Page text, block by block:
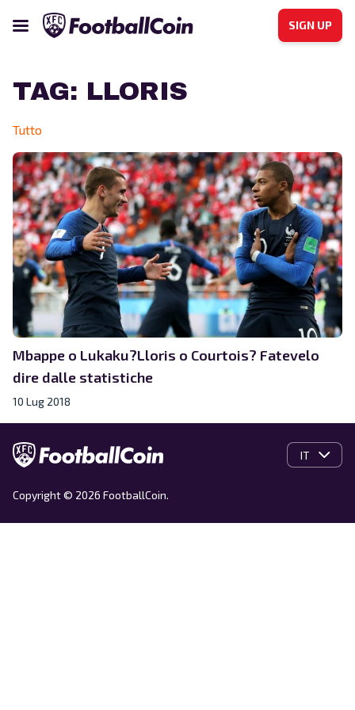
SIGN UP
TAG: LLORIS
Tutto
Mbappe o Lukaku?Lloris o Courtois? Fatevelo
dire dalle statistiche
10 Lug 2018
IT
Copyright © 2026 FootballCoin.